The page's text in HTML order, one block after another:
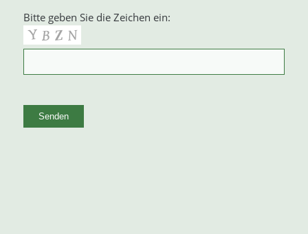
Bitte geben Sie die Zeichen ein: